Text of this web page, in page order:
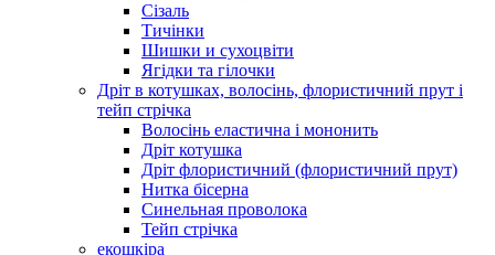
Сізаль
Тичінки
Шишки и сухоцвіти
Ягідки та гілочки
Дріт в котушках, волосінь, флористичний прут і
тейп стрічка
Волосінь еластична і мононить
Дріт котушка
Дріт флористичний (флористичний прут)
Нитка бісерна
Синельная проволока
Тейп стрічка
екошкіра